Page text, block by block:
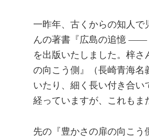
一昨年、古くからの知人で
んの著書『広島の追憶 ――
を出版いたしました。梓
の向こう側』（長崎青海
いたり、細く長い付き合
経っていますが、これもま
先の『豊かさの扉の向こ